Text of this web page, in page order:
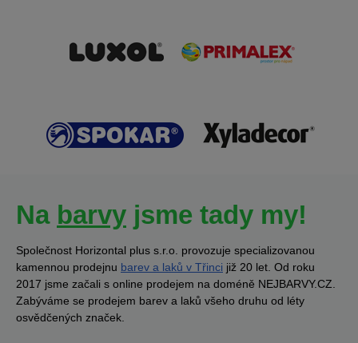
Na barvy jsme tady my!
Společnost Horizontal plus s.r.o. provozuje specializovanou
kamennou prodejnu barev a laků v Třinci již 20 let. Od roku
2017 jsme začali s online prodejem na doméně NEJBARVY.CZ.
Zabýváme se prodejem barev a laků všeho druhu od léty
osvědčených značek.